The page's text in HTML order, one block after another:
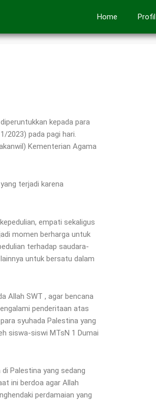
Home Profil
kepada para
2023) pada pagi hari.
Kementerian Agama
terjadi karena
empati sekaligus
momen berharga untuk
terhadap saudara-
untuk bersatu dalam
Allah SWT , agar bencana
penderitaan atas
syuhada Palestina yang
siswa-siswi MTsN 1 Dumai
Palestina yang sedang
ini berdoa agar Allah
perdamaian yang